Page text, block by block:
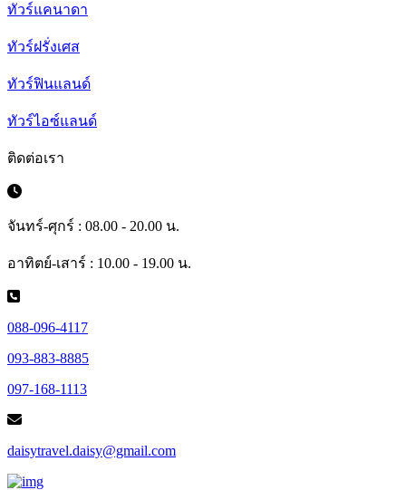
ทัวร์แคนาดา
ทัวร์ฝรั่งเศส
ทัวร์ฟินแลนด์
ทัวร์ไอซ์แลนด์
ติดต่อเรา
จันทร์-ศุกร์ : 08.00 - 20.00 น.
อาทิตย์-เสาร์ : 10.00 - 19.00 น.
088-096-4117
093-883-8885
097-168-1113
daisytravel.daisy@gmail.com